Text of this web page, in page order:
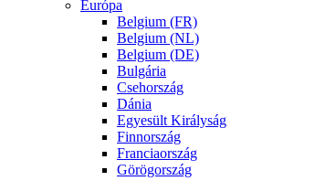
Európa
Belgium (FR)
Belgium (NL)
Belgium (DE)
Bulgária
Csehország
Dánia
Egyesült Királyság
Finnország
Franciaország
Görögország